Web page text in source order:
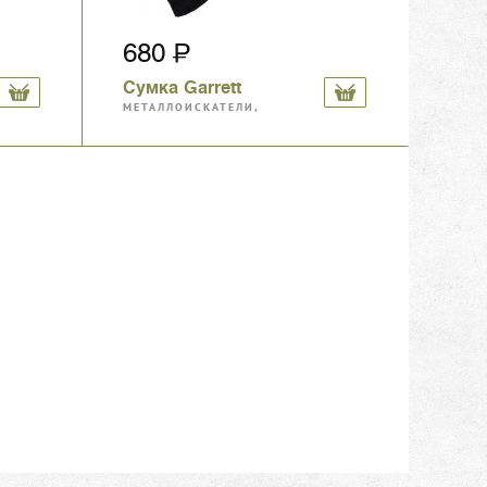
680
Сумка Garrett
МЕТАЛЛОИСКАТЕЛИ,